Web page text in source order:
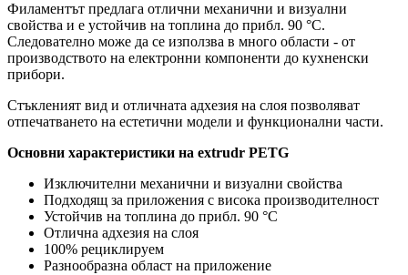
Филаментът предлага отлични механични и визуални
свойства и е устойчив на топлина до прибл. 90 °C.
Следователно може да се използва в много области - от
производството на електронни компоненти до кухненски
прибори.
Стъкленият вид и отличната адхезия на слоя позволяват
отпечатването на естетични модели и функционални части.
Основни характеристики на extrudr PETG
Изключителни механични и визуални свойства
Подходящ за приложения с висока производителност
Устойчив на топлина до прибл. 90 °C
Отлична адхезия на слоя
100% рециклируем
Разнообразна област на приложение